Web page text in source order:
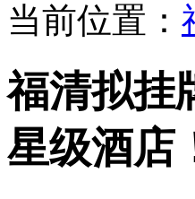
当前位置：
福清拟挂
星级酒店